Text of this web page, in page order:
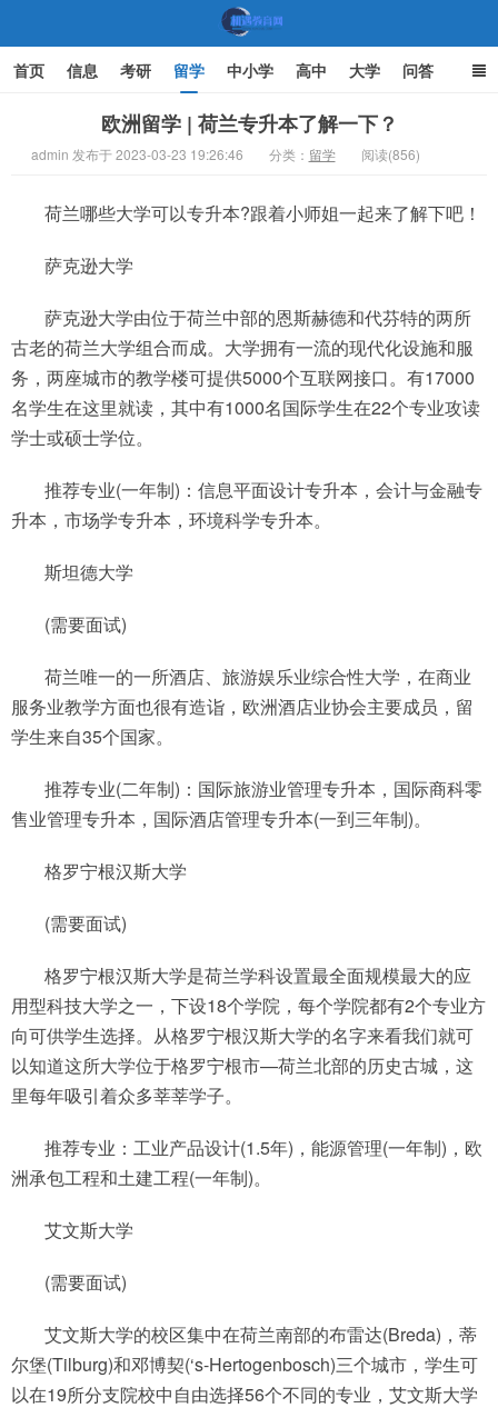
首页 信息 考研 留学 中小学 高中 大学 问答
家庭教育欧洲留学 | 荷兰专升本了解一下？
admin 发布于 2023-03-23 19:26:46 分类： 留学 阅读(856)
荷兰哪些大学可以专升本?跟着小师姐一起来了解下吧！
萨克逊大学
萨克逊大学由位于荷兰中部的恩斯赫德和代芬特的两所
古老的荷兰大学组合而成。大学拥有一流的现代化设施和服
务，两座城市的教学楼可提供5000个互联网接口。有17000
名学生在这里就读，其中有1000名国际学生在22个专业攻读
学士或硕士学位。
推荐专业(一年制)：信息平面设计专升本，会计与金融专
升本，市场学专升本，环境科学专升本。
斯坦德大学
(需要面试)
荷兰唯一的一所酒店、旅游娱乐业综合性大学，在商业
服务业教学方面也很有造诣，欧洲酒店业协会主要成员，留
学生来自35个国家。
推荐专业(二年制)：国际旅游业管理专升本，国际商科零
售业管理专升本，国际酒店管理专升本(一到三年制)。
格罗宁根汉斯大学
(需要面试)
格罗宁根汉斯大学是荷兰学科设置最全面规模最大的应
用型科技大学之一，下设18个学院，每个学院都有2个专业方
向可供学生选择。从格罗宁根汉斯大学的名字来看我们就可
以知道这所大学位于格罗宁根市—荷兰北部的历史古城，这
里每年吸引着众多莘莘学子。
推荐专业：工业产品设计(1.5年)，能源管理(一年制)，欧
洲承包工程和土建工程(一年制)。
艾文斯大学
(需要面试)
艾文斯大学的校区集中在荷兰南部的布雷达(Breda)，蒂
尔堡(Tilburg)和邓博契(‘s-Hertogenbosch)三个城市，学生可
以在19所分支院校中自由选择56个不同的专业，艾文斯大学